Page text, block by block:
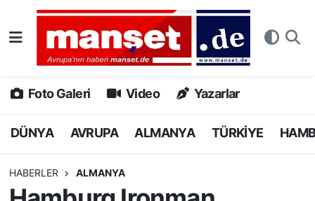
Foto Galeri Video Yazarlar
DÜNYA AVRUPA ALMANYA TÜRKİYE
HABERLER ALMANYA
DÜNYA
AVRUPA
ALMANYA
HAMBURG
Nöbetçi Eczaneler
Hava Durumu
Namaz Vakitleri
Puan Durumu ve Fikstür